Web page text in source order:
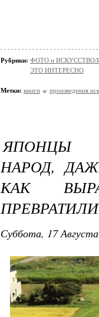
Рубрики: ФОТО и ИСКУССТВО/
ЭТО ИНТЕРЕСНО
Метки: книги произведения
ЯПОНЦЫ
НАРОД,
КАК
Суббота, 17